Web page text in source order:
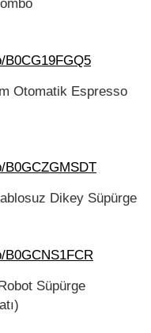
Otomatik Espresso
Dikey Süpürge
Süpürge